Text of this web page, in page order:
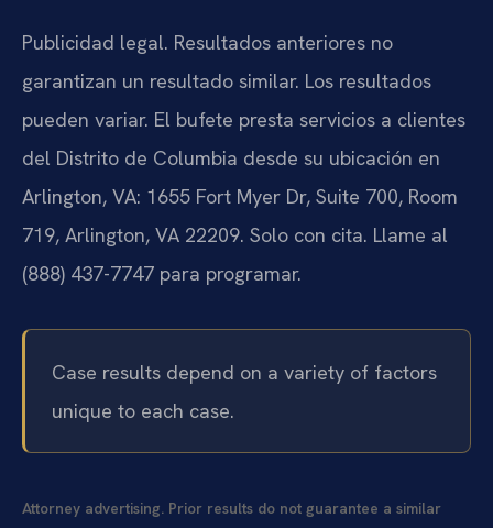
Publicidad legal. Resultados anteriores no
garantizan un resultado similar. Los resultados
pueden variar. El bufete presta servicios a clientes
del Distrito de Columbia desde su ubicación en
Arlington, VA: 1655 Fort Myer Dr, Suite 700, Room
719, Arlington, VA 22209. Solo con cita. Llame al
(888) 437-7747 para programar.
Case results depend on a variety of factors
unique to each case.
Attorney advertising. Prior results do not guarantee a similar